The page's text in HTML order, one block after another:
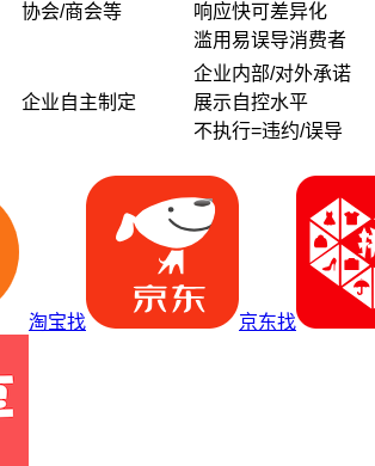
协会/商会等
响应快可差异化
滥用易误导消费者
企业自主制定
企业内部/对外承诺
展示自控水平
不执行=违约/误导
淘宝找 京东找